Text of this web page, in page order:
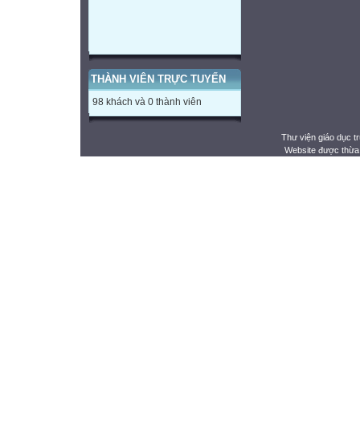
THÀNH VIÊN TRỰC TUYẾN
98 khách và 0 thành viên
Thư viện giáo dục
Website được